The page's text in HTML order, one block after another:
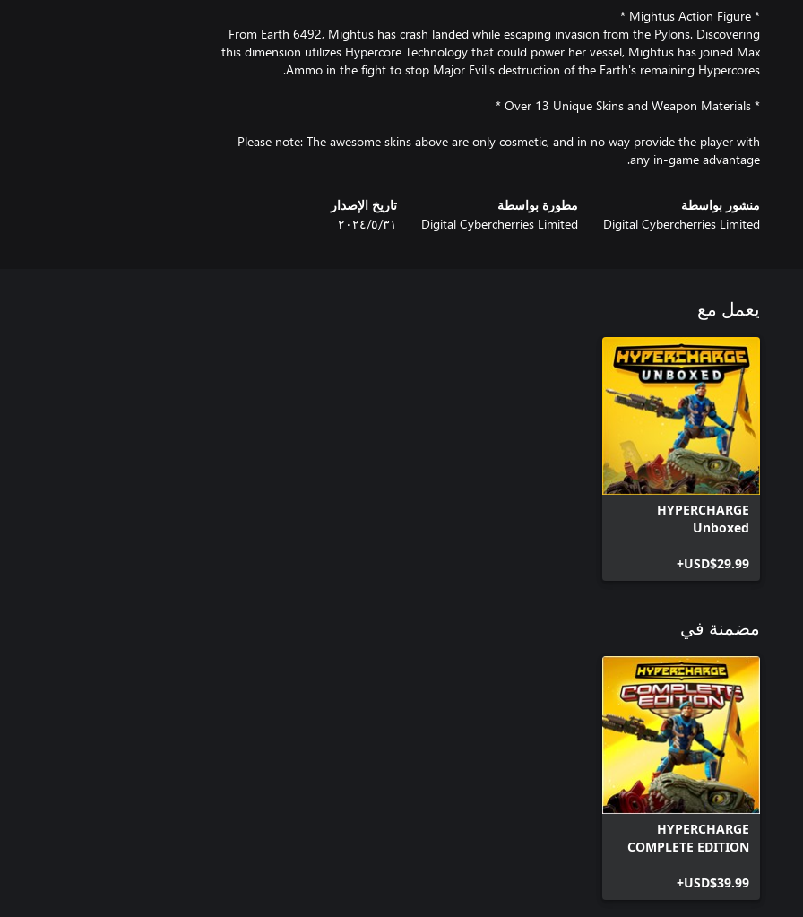
From Earth 6492, Mightus has crash landed while escaping invasion from the Pylons. Discovering
this dimension utilizes Hypercore Technology that could power her vessel, Mightus has joined Max
Please note: The awesome skins above are only cosmetic, and in no way provide the player with
any in-game advantage.
منشور بواسطة
Digital Cybercherries Limited
مطورة بواسطة
Digital Cybercherries Limited
تاريخ الإصدار
٣١‏/٥‏/٢٠٢٤
يعمل مع
HYPERCHARGE
Unboxed
USD$29.99+
مضمنة في
HYPERCHARGE
COMPLETE EDITION
USD$39.99+